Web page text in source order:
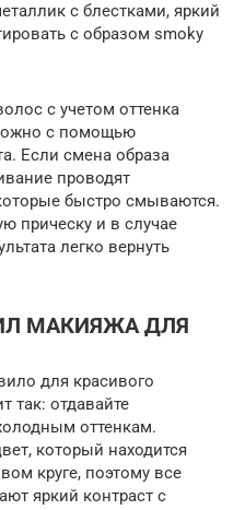
с блестками, яркий
с образом smoky
с учетом оттенка
с помощью
Если смена образа
проводят
быстро смываются.
прическу и в случае
легко вернуть
МАКИЯЖА ДЛЯ
для красивого
так: отдавайте
оттенкам.
который находится
круге, поэтому все
яркий контраст с